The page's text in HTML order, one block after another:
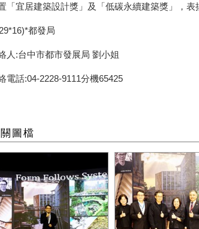
「宜居建築設計獎」及「低碳永續建築獎」，
都發局
人:台中市都市發展局 劉小姐
電話:04-2228-9111分機65425
圖檔